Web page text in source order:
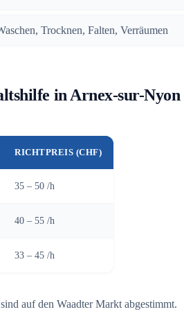
Trocknen, Falten, Verräumen
in Arnex-sur-Nyon
RICHTPREIS (CHF)
35 – 50 /h
40 – 55 /h
33 – 45 /h
sind auf den Waadter Markt abgestimmt.